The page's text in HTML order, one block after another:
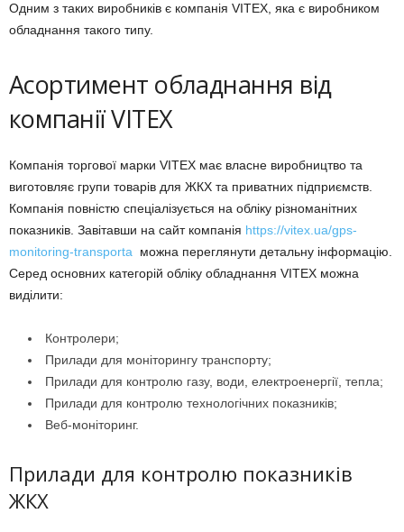
Одним з таких виробників є компанія VITEX, яка є виробником
обладнання такого типу.
Асортимент обладнання від
компанії VITEX
Компанія торгової марки VITEX має власне виробництво та
виготовляє групи товарів для ЖКХ та приватних підприємств.
Компанія повністю спеціалізується на обліку різноманітних
показників. Завітавши на сайт компанія https://vitex.ua/gps-
monitoring-transporta можна переглянути детальну інформацію.
Серед основних категорій обліку обладнання VITEX можна
виділити:
Контролери;
Прилади для моніторингу транспорту;
Прилади для контролю газу, води, електроенергії, тепла;
Прилади для контролю технологічних показників;
Веб-моніторинг.
Прилади для контролю показників
ЖКХ